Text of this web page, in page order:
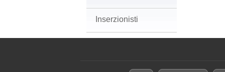
Inserzionisti